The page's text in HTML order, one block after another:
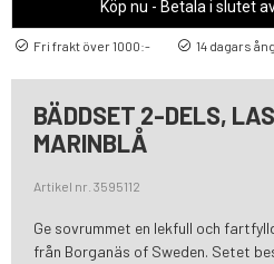
Köp nu - Betala i slutet
Fri frakt över 1000:- 14 dagars
BÄDDSET 2-DELS,
MARINBLÅ
Artikel nr. 3595112
Ge sovrummet en lekfull och
från Borganäs of Sweden. Setet